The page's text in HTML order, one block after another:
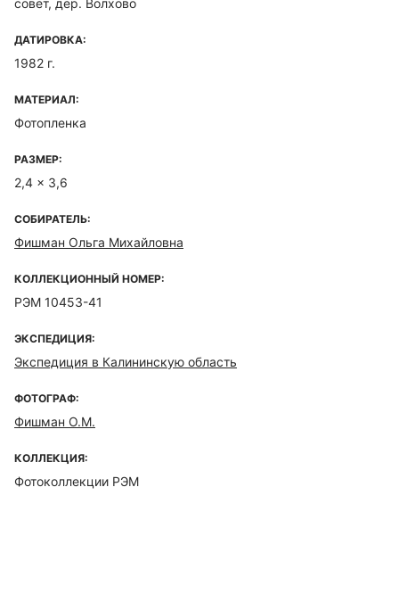
совет, дер. Волхово
ДАТИРОВКА:
1982 г.
МАТЕРИАЛ:
Фотопленка
РАЗМЕР:
2,4 x 3,6
СОБИРАТЕЛЬ:
Фишман Ольга Михайловна
КОЛЛЕКЦИОННЫЙ НОМЕР:
РЭМ 10453-41
ЭКСПЕДИЦИЯ:
Экспедиция в Калининскую область
ФОТОГРАФ:
Фишман О.М.
КОЛЛЕКЦИЯ:
Фотоколлекции РЭМ